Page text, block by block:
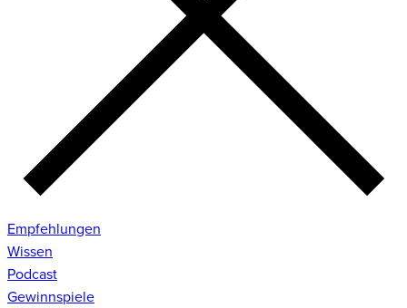
Empfehlungen
Wissen
Podcast
Gewinnspiele